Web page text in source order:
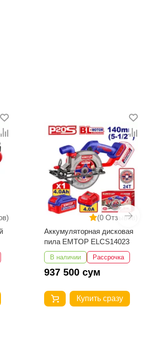
(0 Отзывов)
Аккумуляторная дисковая
пила EMTOP ELCS14023
В наличии Рассрочка
937 500 сум
Купить сразу